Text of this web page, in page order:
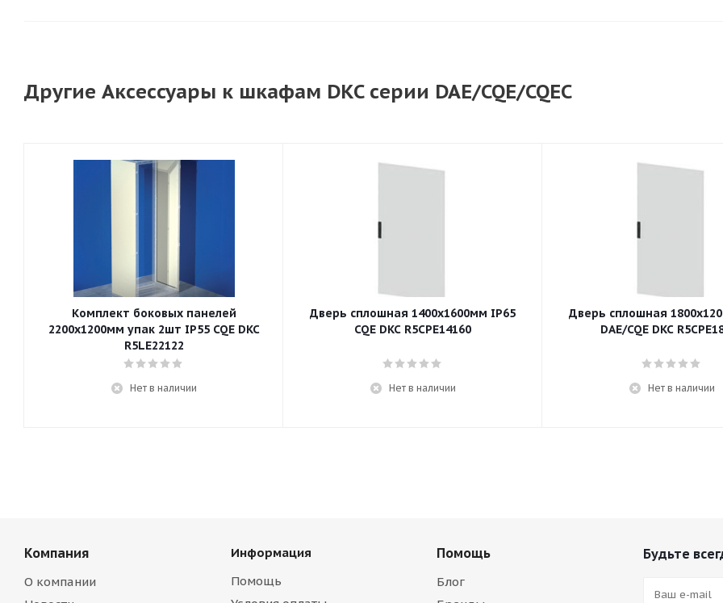
Другие Аксессуары к шкафам DKC серии DAE/CQE/CQEC
Комплект боковых панелей
2200x1200мм упак 2шт IP55 CQE DKC
R5LE22122
Нет в наличии
Дверь сплошная 1400x1600мм IP65
CQE DKC R5CPE14160
Нет в наличии
Дверь сплошная
DAE/CQE DKC
Нет в наличии
Компания
О компании
Информация
Помощь
Помощь
Блог
Будьте